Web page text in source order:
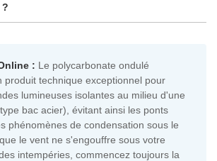
?
: Le polycarbonate ondulé
produit technique exceptionnel pour
lumineuses isolantes au milieu d'une
bac acier), évitant ainsi les ponts
phénomènes de condensation sous le
le vent ne s'engouffre sous votre
intempéries, commencez toujours la